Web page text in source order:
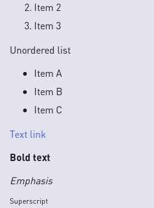
Item 2
Item 3
Unordered list
Item A
Item B
Item C
Text link
Bold text
Emphasis
Superscript